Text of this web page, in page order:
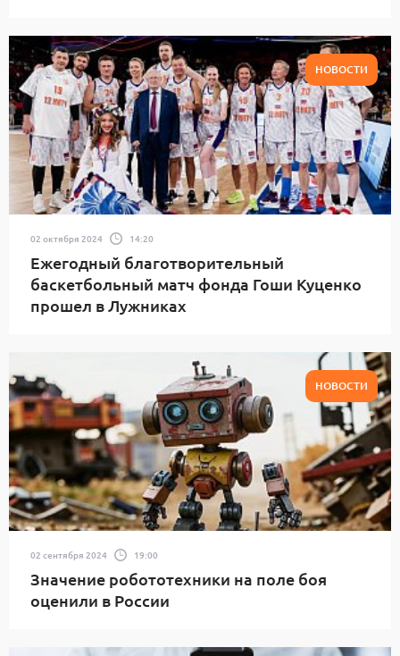
НОВОСТИ
02 октября 2024 14:20
Ежегодный благотворительный
баскетбольный матч фонда Гоши Куценко
прошел в Лужниках
НОВОСТИ
02 сентября 2024 19:00
Значение робототехники на поле боя
оценили в России